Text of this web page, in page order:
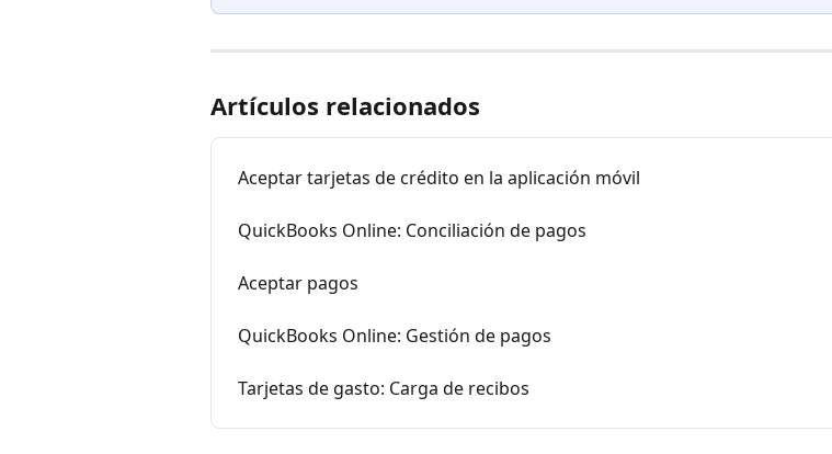
Artículos relacionados
Aceptar tarjetas de crédito en la aplicación móvil
QuickBooks Online: Conciliación de pagos
Aceptar pagos
QuickBooks Online: Gestión de pagos
Tarjetas de gasto: Carga de recibos